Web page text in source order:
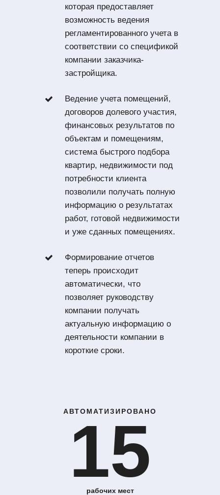
которая предоставляет
возможность ведения
регламентированного учета в
соответствии со спецификой
компании заказчика-
застройщика.
Ведение учета помещений,
договоров долевого участия,
финансовых результатов по
объектам и помещениям,
система быстрого подбора
квартир, недвижимости под
потребности клиента
позволили получать полную
информацию о результатах
работ, готовой недвижимости
и уже сданных помещениях.
Формирование отчетов
теперь происходит
автоматически, что
позволяет руководству
компании получать
актуальную информацию о
деятельности компании в
короткие сроки.
АВТОМАТИЗИРОВАНО
15
рабочих мест